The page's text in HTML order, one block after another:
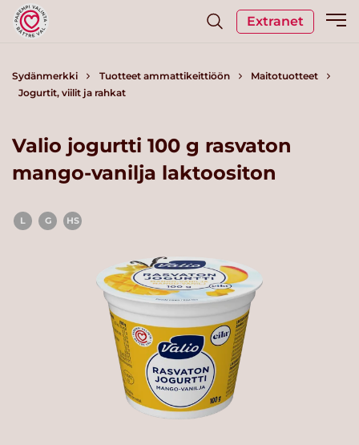
Extranet
Sydänmerkki Tuotteet ammattikeittiöön
Maitotuotteet
Jogurtit, viilit ja rahkat
Valio jogurtti 100 g rasvaton
mango-vanilja laktoositon
L G HS